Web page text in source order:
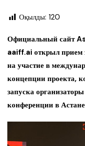
Оқылды: 120
Официальный сайт
aaiff.ai открыл прием
на участие в
концепции проекта,
запуска
конференции в